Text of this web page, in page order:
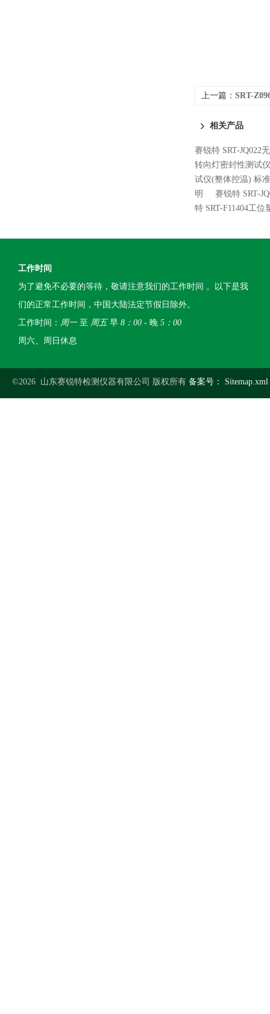
上一篇： SRT-
相关产品
赛锐特 SRT-JQ022
转向灯密封性测试
试仪(整体控温) 标准
明
赛锐特 SRT-
特 SRT-F11404工
工作时间
为了避免不必要的等待，敬请注意我们的工作时间 。以下是我
们的正常工作时间，中国大陆法定节假日除外。
工作时间： 周一至 周五早 8：00 - 晚 5：00
周六、周日休息
©2026 山东赛锐特检测仪器有限公司 版权所有 备案号： Sitemap.xml